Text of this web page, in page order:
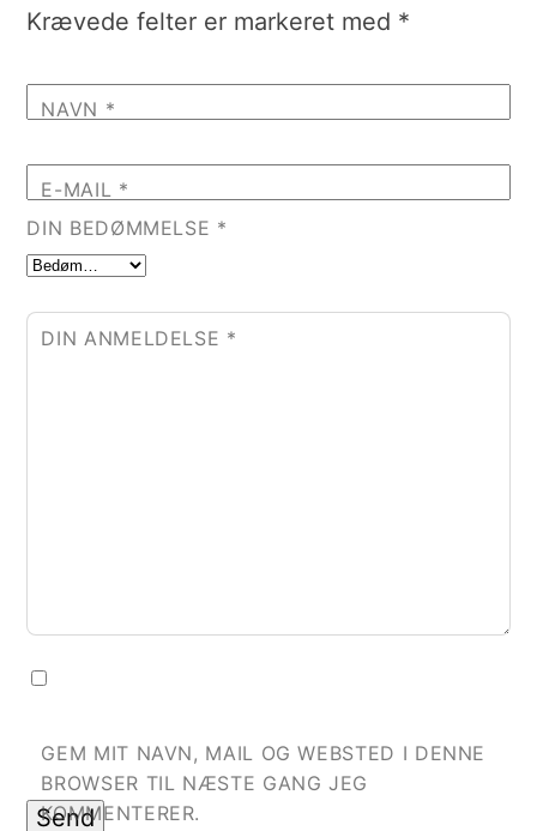
Krævede felter er markeret med *
NAVN *
E-MAIL *
DIN BEDØMMELSE *
DIN ANMELDELSE *
GEM MIT NAVN, MAIL OG WEBSTED I DENNE
BROWSER TIL NÆSTE GANG JEG
KOMMENTERER.